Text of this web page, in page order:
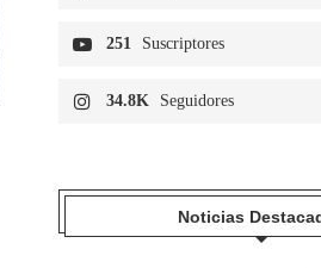
03/08/2026
251 Suscriptores
34.8K Seguidores
Noticias